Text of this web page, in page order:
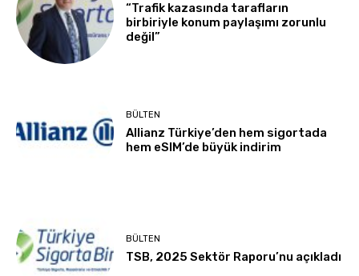
“Trafik kazasında tarafların
birbiriyle konum paylaşımı zorunlu
değil”
BÜLTEN
Allianz Türkiye’den hem sigortada
hem eSIM’de büyük indirim
BÜLTEN
TSB, 2025 Sektör Raporu’nu açıkladı